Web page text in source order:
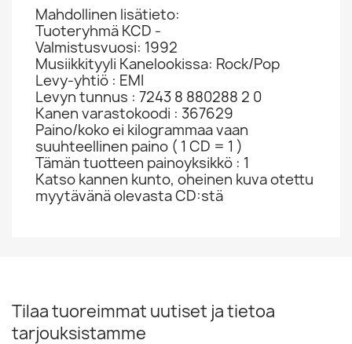
Mahdollinen lisätieto:
Tuoteryhmä KCD -
Valmistusvuosi: 1992
Musiikkityyli Kanelookissa: Rock/Pop
Levy-yhtiö : EMI
Levyn tunnus : 7243 8 880288 2 0
Kanen varastokoodi : 367629
Paino/koko ei kilogrammaa vaan
suuhteellinen paino ( 1 CD = 1 )
Tämän tuotteen painoyksikkö : 1
Katso kannen kunto, oheinen kuva otettu
myytävänä olevasta CD:stä
Tilaa tuoreimmat uutiset ja tietoa
tarjouksistamme